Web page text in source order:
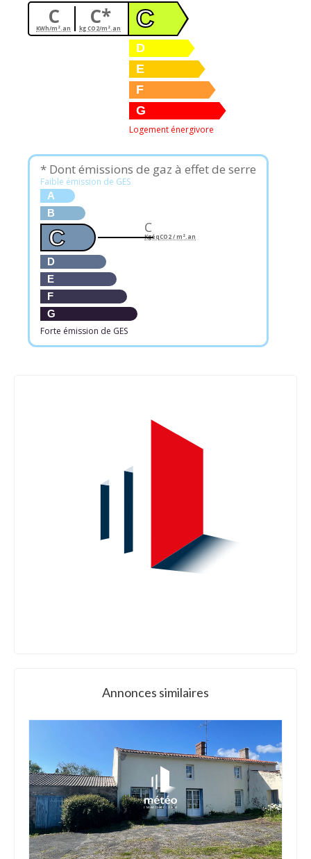
C
KWh/m².an C*
kg CO2/m².an C
D
E
F
G
Logement énergivore
* Dont émissions de gaz à effet de serre
Faible émission de GES
A
B
C
D
E
F
G
Forte émission de GES
C
KgéqCO2 / m².an
Annonces similaires